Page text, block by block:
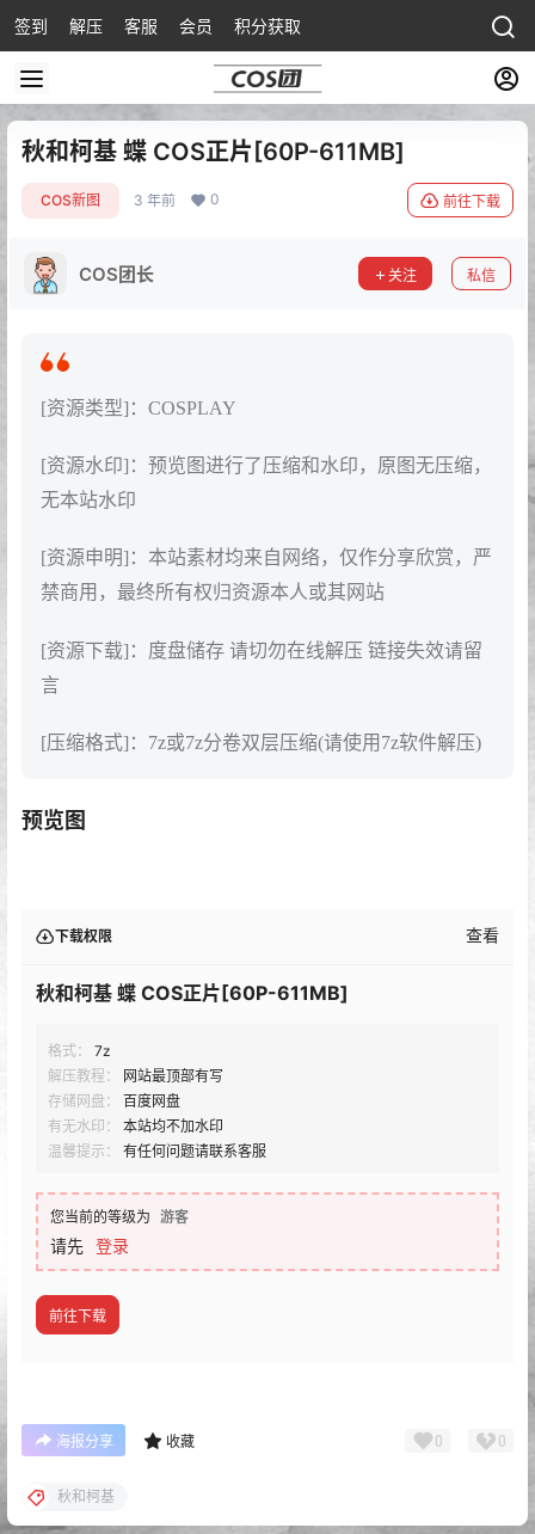
签到 解压 客服 会员 积分获取
秋和柯基 蝶 COS正片[60P-611MB]
COS新图 3 年前 0 前往下载
COS团长 关注 私信
[资源类型]：COSPLAY
[资源水印]：预览图进行了压缩和水印，原图无压缩，
无本站水印
[资源申明]：本站素材均来自网络，仅作分享欣赏，严
禁商用，最终所有权归资源本人或其网站
[资源下载]：度盘储存 请切勿在线解压 链接失效请留
言
[压缩格式]：7z或7z分卷双层压缩(请使用7z软件解压)
预览图
下载权限 查看
秋和柯基 蝶 COS正片[60P-611MB]
格式：
7z
解压教程：
网站最顶部有写
存储网盘：
百度网盘
有无水印：
本站均不加水印
温馨提示：
有任何问题请联系客服
您当前的等级为 游客
请先 登录
前往下载
海报分享 收藏 0 0
秋和柯基